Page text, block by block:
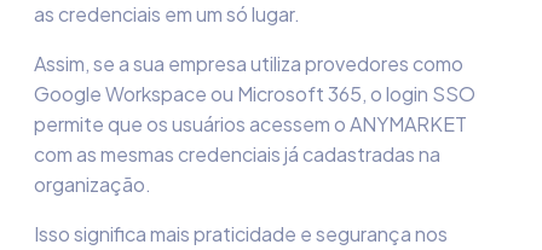
as credenciais em um só lugar.
Assim, se a sua empresa utiliza provedores como
Google Workspace ou Microsoft 365, o login SSO
permite que os usuários acessem o ANYMARKET
com as mesmas credenciais já cadastradas na
organização.
Isso significa mais praticidade esegurança nos